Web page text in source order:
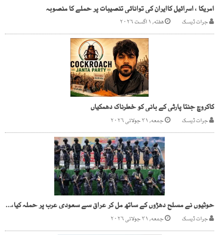
امریکا ، اسرائیل کاایران کی توانائی تنصیبات پر حملے کا منصوبہ
جرات ڈیسک هفته, ۱ اگست ۲۰۲۶
کاکروچ جنتا پارٹی کے بانی کو خطرناک دھمکیاں
جرات ڈیسک جمعه, ۳۱ جولائی ۲۰۲۶
حوثیوں نے مسلح دھڑوں کے ساتھ مل کر عراق سے سعودی عرب پر حملہ کیا،برطانوی میڈیا
جرات ڈیسک جمعه, ۳۱ جولائی ۲۰۲۶